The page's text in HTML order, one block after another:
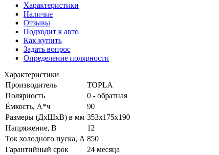
Характеристики
Наличие
Отзывы
Подходит к авто
Как купить
Задать вопрос
Определение полярности
Характеристики
Производитель
TOPLA
Полярность
0 - обратная
Ёмкость, А*ч
90
Размеры (ДхШхВ) в мм 353х175х190
Напряжение, В
12
Ток холодного пуска, А 850
Гарантийный срок
24 месяца